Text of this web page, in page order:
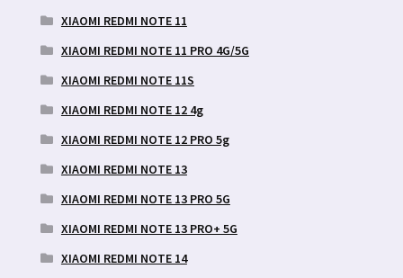
XIAOMI REDMI NOTE 11
XIAOMI REDMI NOTE 11 PRO 4G/5G
XIAOMI REDMI NOTE 11S
XIAOMI REDMI NOTE 12 4g
XIAOMI REDMI NOTE 12 PRO 5g
XIAOMI REDMI NOTE 13
XIAOMI REDMI NOTE 13 PRO 5G
XIAOMI REDMI NOTE 13 PRO+ 5G
XIAOMI REDMI NOTE 14